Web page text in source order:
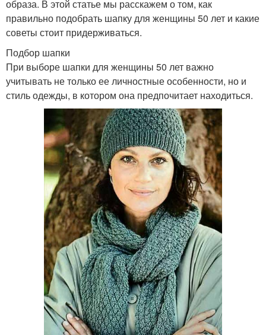
образа. В этой статье мы расскажем о том, как
правильно подобрать шапку для женщины 50 лет и какие
советы стоит придерживаться.
Подбор шапки
При выборе шапки для женщины 50 лет важно
учитывать не только ее личностные особенности, но и
стиль одежды, в котором она предпочитает находиться.